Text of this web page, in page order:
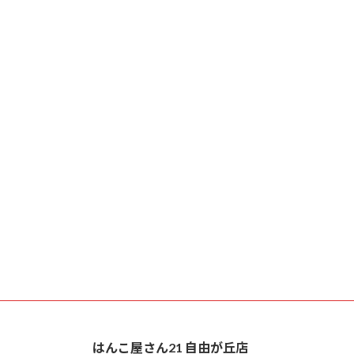
はんこ屋さん21 自由が丘店